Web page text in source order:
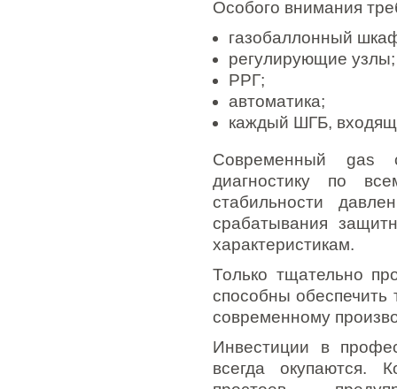
Особого внимания
газобаллонный
регулирующие узлы;
РРГ;
автоматика;
каждый ШГБ,
Современный gas
диагностику по
стабильности
срабатывания
характеристикам.
Только тщательно
способны обеспечить
современному
Инвестиции в
всегда окупаются.